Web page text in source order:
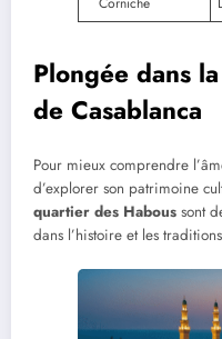
Plongée dans
de Casablanca
Pour mieux comprendre
d’explorer son patrimoine
quartier des Habous sont
dans l’histoire et les